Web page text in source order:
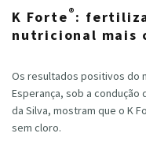
K Forte®:
nutricional mais
Os resultados positivos do
Esperança, sob a
da Silva, mostram que o K
sem cloro.